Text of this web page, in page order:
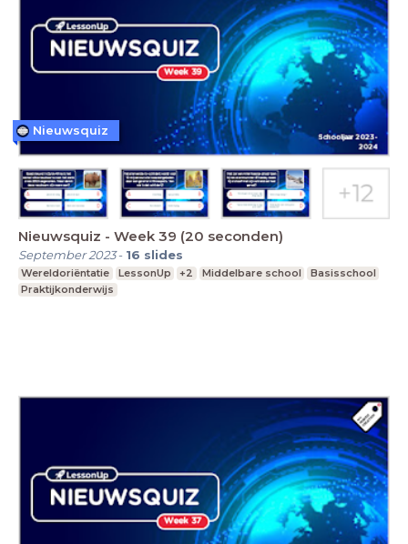
Nieuwsquiz - Week 39 (20 seconden)
September 2023- 16 slides
Wereldoriëntatie LessonUp +2 Middelbare school
Basisschool
Praktijkonderwijs
Nieuwsquiz